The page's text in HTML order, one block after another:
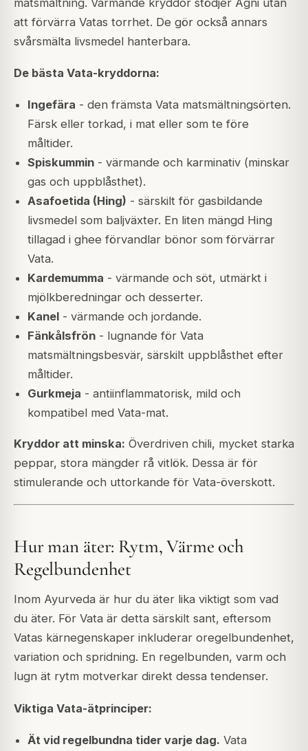
att förvärra Vatas torrhet. De gör också annars
svårsmälta livsmedel hanterbara.
De bästa Vata-kryddorna:
Ingefära - den främsta Vata matsmältningsörten.
Färsk eller torkad, i mat eller som te före
måltider.
Spiskummin- värmande och karminativ (minskar
gas och uppblåsthet).
Asafoetida (Hing) - särskilt för gasbildande
livsmedel som baljväxter. En liten mängd Hing
tillagad i ghee förvandlar bönor som förvärrar
Vata.
Kardemumma - värmande och söt, utmärkt i
mjölkberedningar och desserter.
Kanel- värmande och jordande.
Fänkålsfrön- lugnande för Vata
matsmältningsbesvär, särskilt uppblåsthet efter
måltider.
Gurkmeja - antiinflammatorisk, mild och
kompatibel med Vata-mat.
Kryddor att minska: Överdriven chili, mycket starka
peppar, stora mängder rå vitlök. Dessa är för
stimulerande och uttorkande för Vata-överskott.
Hur man äter: Rytm, Värme och
Regelbundenhet
Inom Ayurveda är hur du äter lika viktigt som vad
du äter. För Vata är detta särskilt sant, eftersom
Vatas kärnegenskaper inkluderar oregelbundenhet,
variation och spridning. En regelbunden, varm och
lugn ät rytm motverkar direkt dessa tendenser.
Viktiga Vata-ätprinciper:
Ät vid regelbundna tider varje dag. Vata